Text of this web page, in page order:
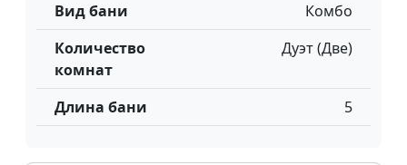
Вид бани
Комбо
Количество
комнат
Дуэт (Две)
Длина бани 5